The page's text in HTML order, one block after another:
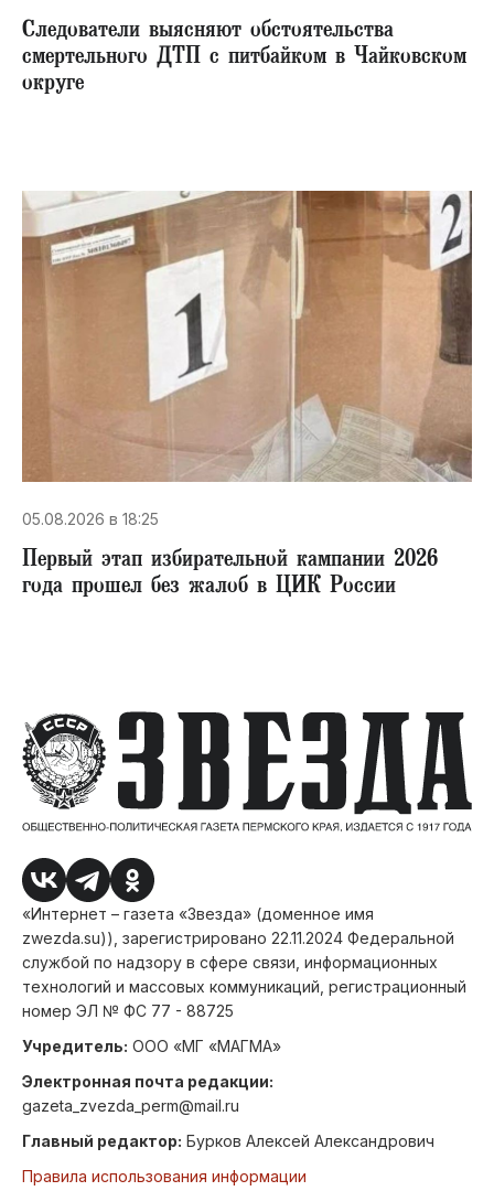
Следователи выясняют обстоятельства
смертельного ДТП с питбайком в Чайковском
округе
05.08.2026 в 18:25
Первый этап избирательной кампании 2026
года прошел без жалоб в ЦИК России
«Интернет – газета «Звезда» (доменное имя
zwezda.su)), зарегистрировано 22.11.2024 Федеральной
службой по надзору в сфере связи, информационных
технологий и массовых коммуникаций, регистрационный
номер ЭЛ № ФС 77 - 88725
Учредитель: ООО «МГ «МАГМА»
Электронная почта редакции:
gazeta_zvezda_perm@mail.ru
Главный редактор: Бурков Алексей Александрович
Правила использования информации